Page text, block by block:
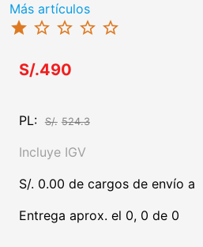
Más artículos
star star_border star_border star_border star_border
S/.490
PL: S/. 524.3
Incluye IGV
S/. 0.00 de cargos de envío a
Entrega aprox. el 0, 0 de 0